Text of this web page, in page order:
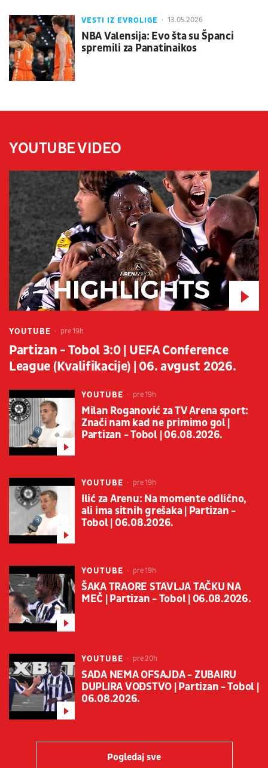
VESTI IZ EVROLIGE 13.05.2026
NBA Valensija: Evo šta su Španci
spremili za Panatinaikos
YOUTUBE VIDEO
YOUTUBE pre 19h
Partizan - Tobol 3:0 | UEFA Conference
League (Kvalifikacije) | 06. avgust 2026.
YOUTUBE pre 19h
Milan Roganović za TV Arena sport:
Znači nam kad ne primimo gol |
Partizan - Tobol | 06.08.2026.
YOUTUBE pre 19h
Ilić za Arenu: Na momente odlično,
ali ima sitnih grešaka | Partizan -
Tobol | 06.08.2026.
YOUTUBE pre 19h
ŠAKA TRAORE STAVLJA TAČKU NA
MEČ | Partizan - Tobol | 06.08.2026.
YOUTUBE pre 20h
SADA NEMA OFSAJDA - ZUBAIRU
DUPLIRA VOĐSTVO | Partizan - Tobol |
06.08.2026.
Pogledaj sve